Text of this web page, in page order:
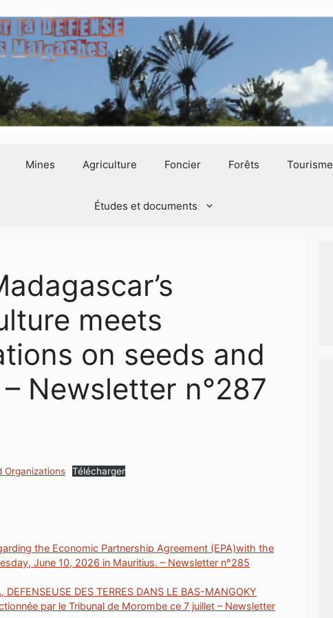
Mines Agriculture Foncier Forêts Tourisme
Études et documents
meets
on seeds and
Newsletter n°287
Organizations Télécharger
the Economic Partnership Agreement (EPA)with the
June 10, 2026 in Mauritius. – Newsletter n°285
DES TERRES DANS LE BAS-MANGOKY
par le Tribunal de Morombe ce 7 juillet – Newsletter